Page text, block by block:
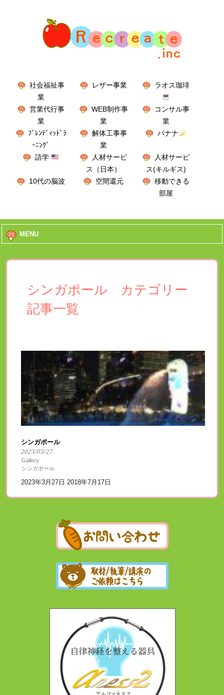
社会福祉事
業
レザー事業 ラオス珈琲
営業代行事
業
WEB制作事
業
コンサル事
業
ﾌﾞﾚﾝﾃﾞｨｯﾄﾞﾗ
ｰﾆﾝｸﾞ
解体工事事
業
バナナ
語学
人材サービ
ス（日本）
人材サービ
ス(キルギス)
10代の脳波
空間還元
移動できる
部屋
MENU
シンガポール カテゴリー
記事一覧
シンガポール
2023/03/27
Gallery
シンガポール
2023年3月27日 2018年7月17日